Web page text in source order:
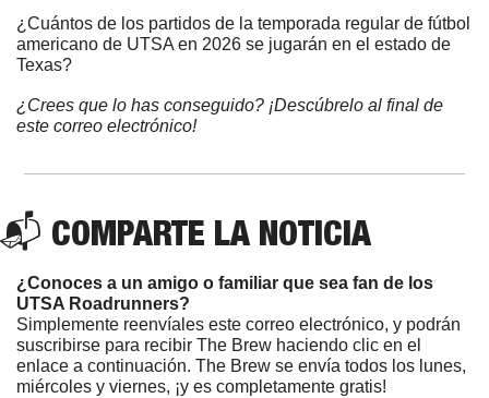
¿Cuántos de los partidos de la temporada regular de fútbol
americano de UTSA en 2026 se jugarán en el estado de
Texas?
¿Crees que lo has conseguido? ¡Descúbrelo al final de
este correo electrónico!
📬 COMPARTE LA NOTICIA
¿Conoces a un amigo o familiar que sea fan de los
UTSA Roadrunners?
Simplemente reenvíales este correo electrónico, y podrán
suscribirse para recibir The Brew haciendo clic en el
enlace a continuación. The Brew se envía todos los lunes,
miércoles y viernes, ¡y es completamente gratis!